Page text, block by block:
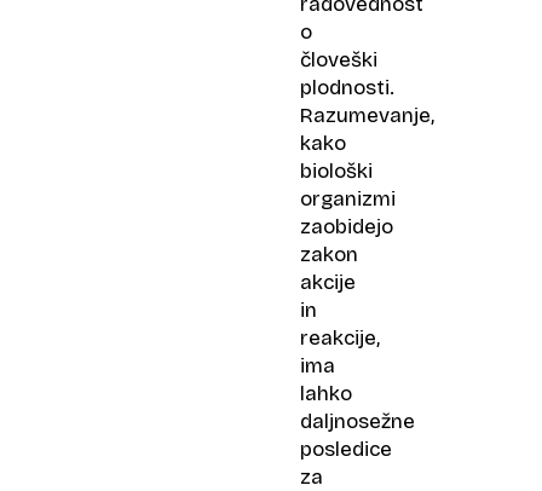
o
človeški
plodnosti.
Razumevanje,
kako
biološki
organizmi
zaobidejo
zakon
akcije
in
reakcije,
ima
lahko
daljnosežne
posledice
za